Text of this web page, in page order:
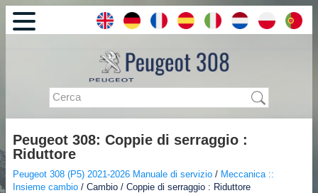
Peugeot 308: Coppie di serraggio :
Riduttore
Peugeot 308 (P5) 2021-2026 Manuale di servizio / Meccanica ::
Insieme cambio / Cambio / Coppie di serraggio : Riduttore